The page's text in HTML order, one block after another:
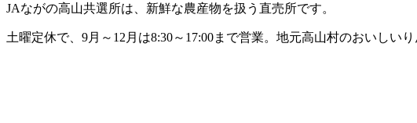
JAながの高山共選所は、新鮮な農産物を扱う直売所です。
土曜定休で、9月～12月は8:30～17:00まで営業。地元高山村のおいしい